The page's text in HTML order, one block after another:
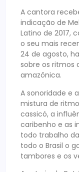
A cantora
indicação de
Latino de 2017,
o seu mais
24 de agosto,
sobre os ritmos
amazônica.
A sonoridade e
mistura de
cassicó, a
caribenho e as
todo trabalho
todo o Brasil o
tambores e os